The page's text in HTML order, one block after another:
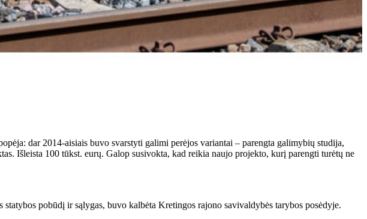
dar 2014-aisiais buvo svarstyti galimi perėjos variantai – parengta galimybių studija,
Išleista 100 tūkst. eurų. Galop susivokta, kad reikia naujo projekto, kurį parengti turėtų ne
pobūdį ir sąlygas, buvo kalbėta Kretingos rajono savivaldybės tarybos posėdyje.